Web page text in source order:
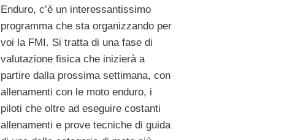
Enduro, c’è un interessantissimo
programma che sta organizzando per
voi la FMI. Si tratta di una fase di
valutazione fisica che inizierà a
partire dalla prossima settimana, con
allenamenti con le moto enduro, i
piloti che oltre ad eseguire costanti
allenamenti e prove tecniche di guida